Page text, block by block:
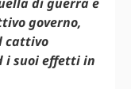
governo,
cattivo
i suoi effetti in